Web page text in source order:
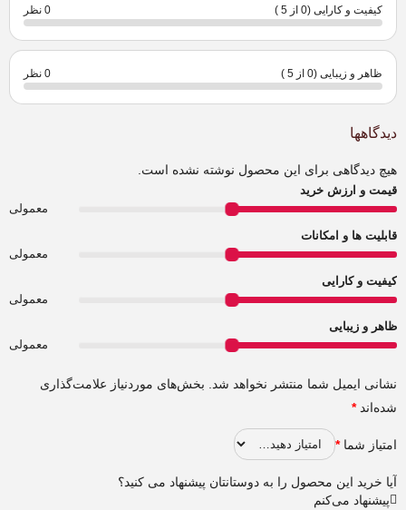
دیدگاهها
هیچ دیدگاهی برای این محصول نوشته نشده است.
قیمت و ارزش خرید
معمولی
قابلیت ها و امکانات
معمولی
کیفیت و کارایی
معمولی
ظاهر و زیبایی
معمولی
نشانی ایمیل شما منتشر نخواهد شد.
بخش‌های موردنیاز علامت‌گذاری
شده‌اند*
امتیاز شما*
آیا خرید این محصول را به دوستانتان پیشنهاد می کنید؟
پیشنهاد می‌کنم
کیفیت و کارایی (0 از 5 ) 0 نظر
ظاهر و زیبایی (0 از 5 ) 0 نظر